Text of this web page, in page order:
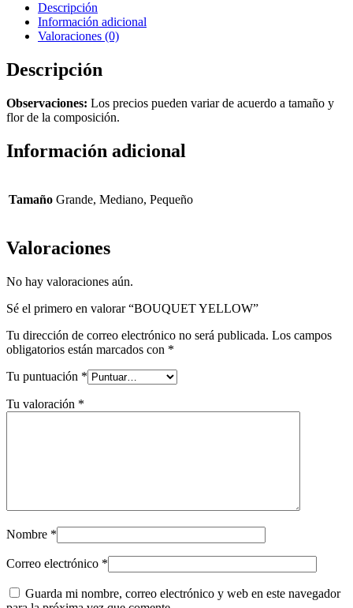
Descripción
Información adicional
Valoraciones (0)
Descripción
Observaciones: Los precios pueden variar de acuerdo a tamaño y
flor de la composición.
Información adicional
Tamaño Grande, Mediano, Pequeño
Valoraciones
No hay valoraciones aún.
Sé el primero en valorar “BOUQUET YELLOW”
Tu dirección de correo electrónico no será publicada. Los campos
obligatorios están marcados con *
Tu puntuación *
Tu valoración *
Nombre *
Correo electrónico *
Guarda mi nombre, correo electrónico y web en este navegador